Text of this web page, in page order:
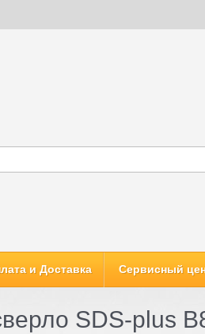
и Доставка Сервисный
SDS-plus